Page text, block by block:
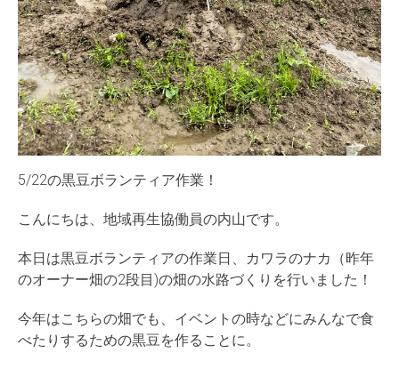
5/22の黒豆ボランティア作業！
こんにちは、地域再生協働員の内山です。
本日は黒豆ボランティアの作業日、カワラのナカ（昨年
のオーナー畑の2段目)の畑の水路づくりを行いました！
今年はこちらの畑でも、イベントの時などにみんなで食
べたりするための黒豆を作ることに。